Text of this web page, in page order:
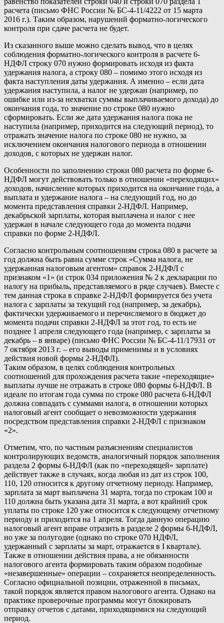
расчета (письмо ФНС России № БС-4-11/4222 от 15 марта
2016 г.). Таким образом, нарушений форматно-логического
контроля при сдаче расчета не будет.
Из сказанного выше можно сделать вывод, что в целях
соблюдения форматно-логического контроля в расчете 6-
НДФЛ строку 070 нужно формировать исходя из факта
удержания налога, а строку 080 – помимо этого исходя из
факта наступления даты удержания. А именно – если дата
удержания наступила, а налог не удержан (например, по
ошибке или из-за нехватки суммы выплачиваемого дохода) до
окончания года, то значение по строке 080 нужно
сформировать. Если же дата удержания налога пока не
наступила (например, приходится на следующий период), то
отражать значение налога по строке 080 не нужно, за
исключением окончания налогового периода в отношении
доходов, с которых не удержан налог.
Особенности по заполнению строки 080 расчета по форме 6-
НДФЛ могут действовать только в отношении «переходящих»
доходов, начисление которых приходится на окончание года, а
выплата и удержание налога – на следующий год, но до
момента представления справки 2-НДФЛ. Например,
декабрьской зарплаты, которая выплачена и налог с нее
удержан в начале следующего года до момента подачи
справки по форме 2-НДФЛ.
Согласно контрольным соотношениям строка 080 в расчете за
год должна быть равна сумме строк «Сумма налога, не
удержанная налоговым агентом» справок 2-НДФЛ с
признаком «1» (и строк 034 приложения № 2 к декларации по
налогу на прибыль, представляемого в ряде случаев). Вместе с
тем данная строка в справке 2-НДФЛ формируется без учета
налога с зарплаты за текущий год (например, за декабрь),
фактически удерживаемого и перечисляемого в бюджет до
момента подачи справки 2-НДФЛ за этот год, то есть не
позднее 1 апреля следующего года (например, с зарплаты за
декабрь – в январе) (письмо ФНС России № БС-4-11/17931 от
7 октября 2013 г. – его выводы применимы и в условиях
действия новой формы 2-НДФЛ).
Таким образом, в целях соблюдения контрольных
соотношений для прохождения расчета такие «переходящие»
выплаты лучше не отражать в строке 080 формы 6-НДФЛ. В
идеале по итогам года сумма по строке 080 расчета 6-НДФЛ
должна совпадать с суммами налога, в отношении которых
налоговый агент сообщает о невозможности удержания
посредством представления справки 2-НДФЛ с признаком
«2».
Отметим, что, по частным разъяснениям специалистов
контролирующих ведомств, аналогичный порядок заполнения
раздела 2 формы 6-НДФЛ (как по «переходящей» зарплате)
действует также в случаях, когда любая из дат из строк 100,
110, 120 относится к другому отчетному периоду. Например,
зарплата за март выплачена 31 марта, тогда по строкам 100 и
110 должна быть указана дата 31 марта, а вот крайний срок
уплаты по строке 120 уже относится к следующему отчетному
периоду и приходится на 1 апреля. Тогда данную операцию
налоговый агент вправе отразить в разделе 2 формы 6-НДФЛ,
но уже за полугодие (однако по строке 070 НДФЛ,
удержанный с зарплаты за март, отражается в I квартале).
Также в отношении действия права, а не обязанности
налогового агента формировать таким образом подобные
«незавершенные» операции – сохраняется неопределенность.
Согласно официальной позиции, отраженной в письмах,
такой порядок является правом налогового агента. Однако на
практике проверочные программы могут блокировать
отправку отчетов с датами, приходящимися на следующий
период.